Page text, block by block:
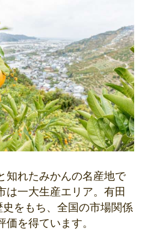
知れたみかんの名産地で
は一大生産エリア。有田
をもち、全国の市場関係
を得ています。